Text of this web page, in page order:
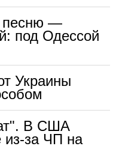
песню —
под Одессой
Украины
В США
из-за ЧП на